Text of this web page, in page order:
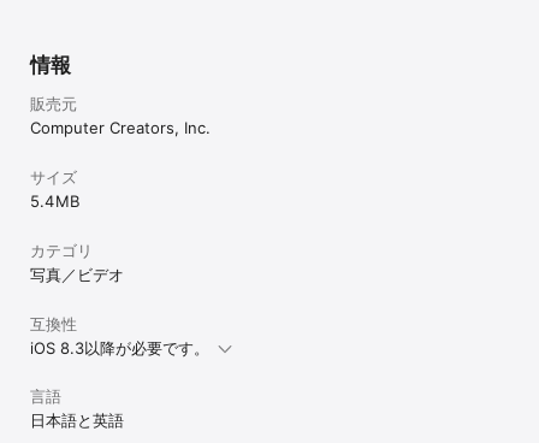
情報
販売元
Computer Creators, Inc.
サイズ
5.4 MB
カテゴリ
写真／ビデオ
互換性
iOS 8.3以降が必要です。
言語
日本語と英語